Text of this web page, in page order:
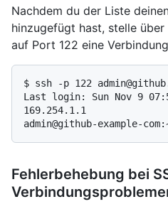
Nachdem du der Liste
hinzugefügt hast, stelle über
auf Port 122 eine
$ ssh -p 122
Last login: Sun Nov 9
169.254.1.1
Fehlerbehebung bei